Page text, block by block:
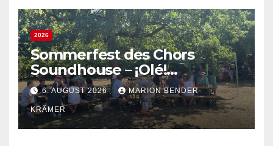
2026
Sommerfest des Chors
Soundhouse – ¡Olé!
Spanisches Flair bei bestem
Sommerwetter
6. AUGUST 2026 MARION BENDER-
KRÄMER